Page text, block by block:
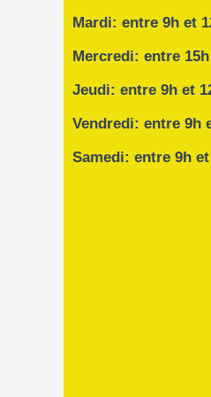
Mardi: entre 9h et
Mercredi: entre
Jeudi: entre 9h et
Vendredi: entre 9h
Samedi: entre 9h